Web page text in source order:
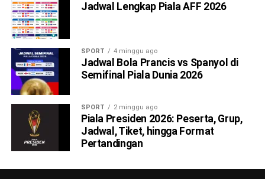
Jadwal Lengkap Piala AFF 2026
SPORT 4 minggu ago
Jadwal Bola Prancis vs Spanyol di
Semifinal Piala Dunia 2026
SPORT 2 minggu ago
Piala Presiden 2026: Peserta, Grup,
Jadwal, Tiket, hingga Format
Pertandingan